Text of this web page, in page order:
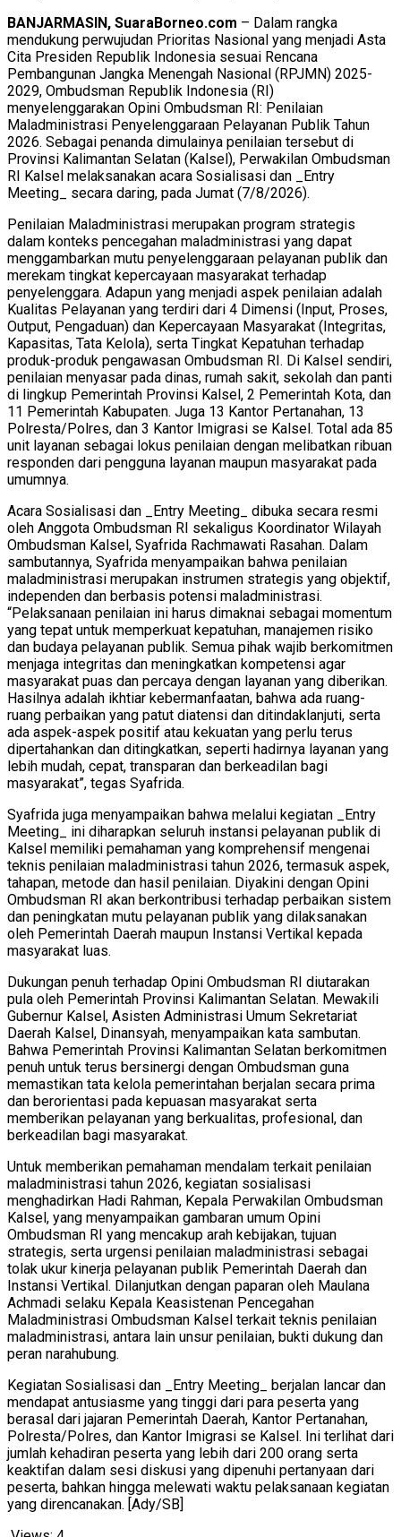
BANJARMASIN, SuaraBorneo.com – Dalam rangka
mendukung perwujudan Prioritas Nasional yang menjadi Asta
Cita Presiden Republik Indonesia sesuai Rencana
Pembangunan Jangka Menengah Nasional (RPJMN) 2025-
2029, Ombudsman Republik Indonesia (RI)
menyelenggarakan Opini Ombudsman RI: Penilaian
Maladministrasi Penyelenggaraan Pelayanan Publik Tahun
2026. Sebagai penanda dimulainya penilaian tersebut di
Provinsi Kalimantan Selatan (Kalsel), Perwakilan Ombudsman
RI Kalsel melaksanakan acara Sosialisasi dan _Entry
Meeting_ secara daring, pada Jumat (7/8/2026).
Penilaian Maladministrasi merupakan program strategis
dalam konteks pencegahan maladministrasi yang dapat
menggambarkan mutu penyelenggaraan pelayanan publik dan
merekam tingkat kepercayaan masyarakat terhadap
penyelenggara. Adapun yang menjadi aspek penilaian adalah
Kualitas Pelayanan yang terdiri dari 4 Dimensi (Input, Proses,
Output, Pengaduan) dan Kepercayaan Masyarakat (Integritas,
Kapasitas, Tata Kelola), serta Tingkat Kepatuhan terhadap
produk-produk pengawasan Ombudsman RI. Di Kalsel sendiri,
penilaian menyasar pada dinas, rumah sakit, sekolah dan panti
di lingkup Pemerintah Provinsi Kalsel, 2 Pemerintah Kota, dan
11 Pemerintah Kabupaten. Juga 13 Kantor Pertanahan, 13
Polresta/Polres, dan 3 Kantor Imigrasi se Kalsel. Total ada 85
unit layanan sebagai lokus penilaian dengan melibatkan ribuan
responden dari pengguna layanan maupun masyarakat pada
umumnya.
Acara Sosialisasi dan _Entry Meeting_ dibuka secara resmi
oleh Anggota Ombudsman RI sekaligus Koordinator Wilayah
Ombudsman Kalsel, Syafrida Rachmawati Rasahan. Dalam
sambutannya, Syafrida menyampaikan bahwa penilaian
maladministrasi merupakan instrumen strategis yang objektif,
independen dan berbasis potensi maladministrasi.
“Pelaksanaan penilaian ini harus dimaknai sebagai momentum
yang tepat untuk memperkuat kepatuhan, manajemen risiko
dan budaya pelayanan publik. Semua pihak wajib berkomitmen
menjaga integritas dan meningkatkan kompetensi agar
masyarakat puas dan percaya dengan layanan yang diberikan.
Hasilnya adalah ikhtiar kebermanfaatan, bahwa ada ruang-
ruang perbaikan yang patut diatensi dan ditindaklanjuti, serta
ada aspek-aspek positif atau kekuatan yang perlu terus
dipertahankan dan ditingkatkan, seperti hadirnya layanan yang
lebih mudah, cepat, transparan dan berkeadilan bagi
masyarakat”, tegas Syafrida.
Syafrida juga menyampaikan bahwa melalui kegiatan _Entry
Meeting_ ini diharapkan seluruh instansi pelayanan publik di
Kalsel memiliki pemahaman yang komprehensif mengenai
teknis penilaian maladministrasi tahun 2026, termasuk aspek,
tahapan, metode dan hasil penilaian. Diyakini dengan Opini
Ombudsman RI akan berkontribusi terhadap perbaikan sistem
dan peningkatan mutu pelayanan publik yang dilaksanakan
oleh Pemerintah Daerah maupun Instansi Vertikal kepada
masyarakat luas.
Dukungan penuh terhadap Opini Ombudsman RI diutarakan
pula oleh Pemerintah Provinsi Kalimantan Selatan. Mewakili
Gubernur Kalsel, Asisten Administrasi Umum Sekretariat
Daerah Kalsel, Dinansyah, menyampaikan kata sambutan.
Bahwa Pemerintah Provinsi Kalimantan Selatan berkomitmen
penuh untuk terus bersinergi dengan Ombudsman guna
memastikan tata kelola pemerintahan berjalan secara prima
dan berorientasi pada kepuasan masyarakat serta
memberikan pelayanan yang berkualitas, profesional, dan
berkeadilan bagi masyarakat.
Untuk memberikan pemahaman mendalam terkait penilaian
maladministrasi tahun 2026, kegiatan sosialisasi
menghadirkan Hadi Rahman, Kepala Perwakilan Ombudsman
Kalsel, yang menyampaikan gambaran umum Opini
Ombudsman RI yang mencakup arah kebijakan, tujuan
strategis, serta urgensi penilaian maladministrasi sebagai
tolak ukur kinerja pelayanan publik Pemerintah Daerah dan
Instansi Vertikal. Dilanjutkan dengan paparan oleh Maulana
Achmadi selaku Kepala Keasistenan Pencegahan
Maladministrasi Ombudsman Kalsel terkait teknis penilaian
maladministrasi, antara lain unsur penilaian, bukti dukung dan
peran narahubung.
Kegiatan Sosialisasi dan _Entry Meeting_ berjalan lancar dan
mendapat antusiasme yang tinggi dari para peserta yang
berasal dari jajaran Pemerintah Daerah, Kantor Pertanahan,
Polresta/Polres, dan Kantor Imigrasi se Kalsel. Ini terlihat dari
jumlah kehadiran peserta yang lebih dari 200 orang serta
keaktifan dalam sesi diskusi yang dipenuhi pertanyaan dari
peserta, bahkan hingga melewati waktu pelaksanaan kegiatan
yang direncanakan. [Ady/SB]